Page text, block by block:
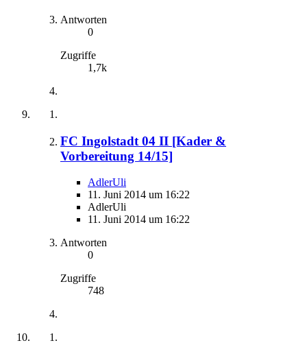
Antworten
0
Zugriffe
1,7k
FC Ingolstadt 04 II [Kader &
Vorbereitung 14/15]
AdlerUli
11. Juni 2014 um 16:22
AdlerUli
11. Juni 2014 um 16:22
Antworten
0
Zugriffe
748